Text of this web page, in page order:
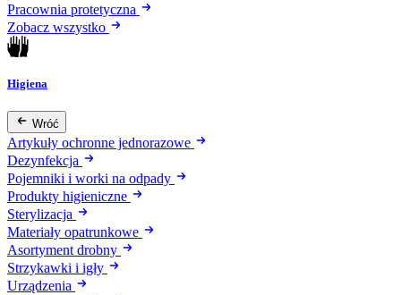
Pracownia protetyczna
Zobacz wszystko
Higiena
Wróć
Artykuły ochronne jednorazowe
Dezynfekcja
Pojemniki i worki na odpady
Produkty higieniczne
Sterylizacja
Materiały opatrunkowe
Asortyment drobny
Strzykawki i igły
Urządzenia